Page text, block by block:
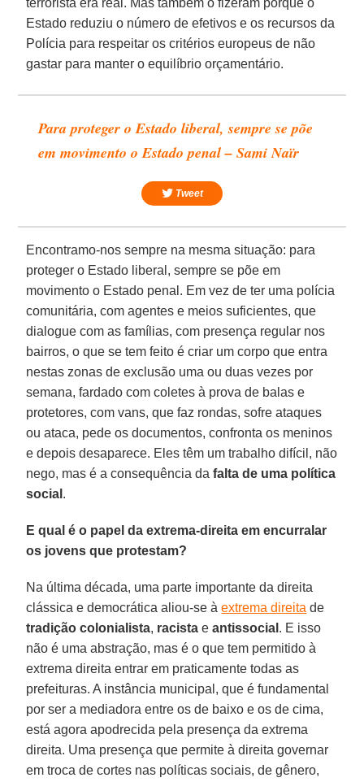
Estado reduziu o número de efetivos e os recursos da
Polícia para respeitar os critérios europeus de não
gastar para manter o equilíbrio orçamentário.
Para proteger o Estado liberal, sempre se põe
em movimento o Estado penal – Sami Naïr
Tweet
Encontramo-nos sempre na mesma situação: para
proteger o Estado liberal, sempre se põe em
movimento o Estado penal. Em vez de ter uma polícia
comunitária, com agentes e meios suficientes, que
dialogue com as famílias, com presença regular nos
bairros, o que se tem feito é criar um corpo que entra
nestas zonas de exclusão uma ou duas vezes por
semana, fardado com coletes à prova de balas e
protetores, com vans, que faz rondas, sofre ataques
ou ataca, pede os documentos, confronta os meninos
e depois desaparece. Eles têm um trabalho difícil, não
nego, mas é a consequência dafalta de uma política
social .
E qual é o papel da extrema-direita em encurralar
os jovens que protestam?
Na última década, uma parte importante da direita
clássica e democrática aliou-se àextrema direita de
tradição colonialista, racista eantissocial . E isso
não é uma abstração, mas é o que tem permitido à
extrema direita entrar em praticamente todas as
prefeituras. A instância municipal, que é fundamental
por ser a mediadora entre os de baixo e os de cima,
está agora apodrecida pela presença da extrema
direita. Uma presença que permite à direita governar
em troca de cortes nas políticas sociais, de gênero,